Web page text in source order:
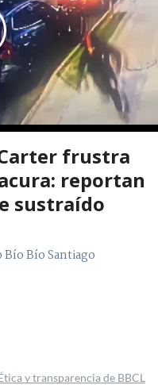
frustra
reportan
sustraído
Bío Bío Santiago
y transparencia de BBCL